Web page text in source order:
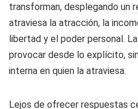
transforman, desplegando un
atraviesa la atracción, la
libertad y el poder personal.
provocar desde lo explícito,
interna en quien la atraviesa.
Lejos de ofrecer respuestas